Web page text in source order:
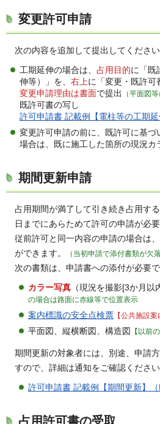
変更許可申請
次の内容を追加して提出してください
工期延伸の場合は、 占用目的に「既
伸等）」を、 右上に「変更・既許可
変更申請理由は書面で提出 （平面図
既許可書の写し
許可申請書 記載例【電柱等の工期延
変更許可申請の前に、既許可に基
場合は、既に施工した箇所の現況カ
期間更新申請
占用期間が満了して引き続き占用す
日までにあらためて許可の申請が必要
従前許可と同一内容の申請の場合は
ができます。
（当初申請で添付書類が欠
次の書類は、申請書への添付が必要で
カラー写真 （現況を撮影[3か月以
の場合は路面に赤線等で位置表示
案内標識の安全点検票 【公共施設
平面図、縦横断図、構造図 【以前
期間更新の対象者には、別途、申請
すので、詳細は通知をご確認ください
許可申請書 記載例【期間更新】（
占用許可書の受取